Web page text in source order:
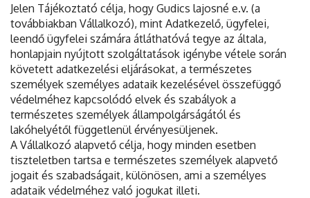
Jelen Tájékoztató célja, hogy Gudics lajosné e.v. (a
továbbiakban Vállalkozó), mint Adatkezelő, ügyfelei,
leendő ügyfelei számára átláthatóvá tegye az általa,
honlapjain nyújtott szolgáltatások igénybe vétele során
követett adatkezelési eljárásokat, a természetes
személyek személyes adataik kezelésével összefüggő
védelméhez kapcsolódó elvek és szabályok a
természetes személyek állampolgárságától és
lakóhelyétől függetlenül érvényesüljenek.
A Vállalkozó alapvető célja, hogy minden esetben
tiszteletben tartsa e természetes személyek alapvető
jogait és szabadságait, különösen, ami a személyes
adataik védelméhez való jogukat illeti.